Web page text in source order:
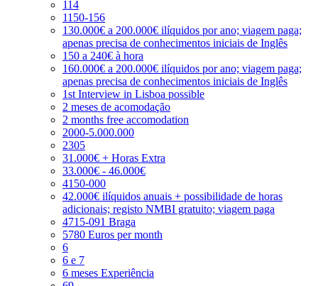
114
1150-156
130.000€ a 200.000€ ilíquidos por ano; viagem paga;
apenas precisa de conhecimentos iniciais de Inglês
150 a 240€ à hora
160.000€ a 200.000€ ilíquidos por ano; viagem paga;
apenas precisa de conhecimentos iniciais de Inglês
1st Interview in Lisboa possible
2 meses de acomodação
2 months free accomodation
2000-5.000.000
2305
31.000€ + Horas Extra
33.000€ - 46.000€
4150-000
42.000€ ilíquidos anuais + possibilidade de horas
adicionais; registo NMBI gratuito; viagem paga
4715-091 Braga
5780 Euros per month
6
6 e 7
6 meses Experiência